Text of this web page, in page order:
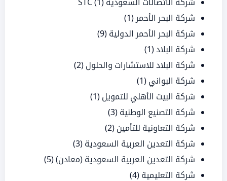
شركة البحر الأحمر (1)
شركة البحر الأحمر الدولية (9)
شركة البلاد(1)
شركة البلاد للاستشارات والحلول (2)
شركة البواني (1)
شركة البيت الأهلي للتمويل (1)
شركة التصنيع الوطنية (3)
شركة التعاونية للتأمين (2)
شركة التعدين العربية السعودية (3)
شركة التعدين العربية السعودية (معادن)(5)
شركة التعليمية (4)